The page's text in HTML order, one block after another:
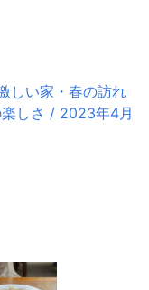
しい家・春の訪れ
楽しさ / 2023年4月